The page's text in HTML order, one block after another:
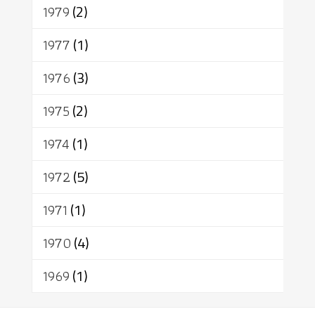
1979(2)
1977(1)
1976(3)
1975(2)
1974(1)
1972(5)
1971 (1)
1970(4)
1969(1)